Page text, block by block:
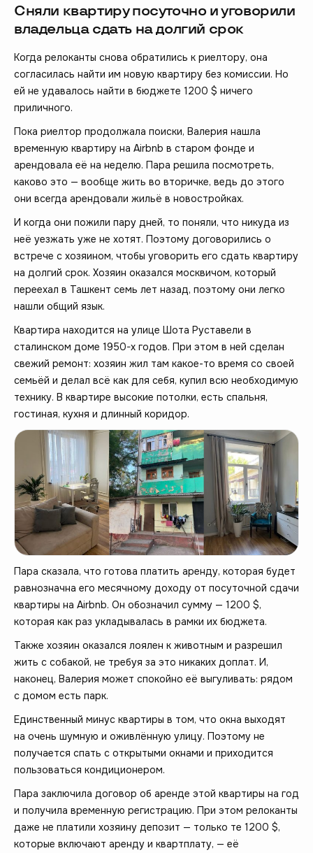
Сняли квартиру посуточно и уговорили
владельца сдать на долгий срок
Когда релоканты снова обратились к риелтору, она
согласилась найти им новую квартиру без комиссии. Но
ей не удавалось найти в бюджете 1200 $ ничего
приличного.
Пока риелтор продолжала поиски, Валерия нашла
временную квартиру на Airbnb в старом фонде и
арендовала её на неделю. Пара решила посмотреть,
каково это — вообще жить во вторичке, ведь до этого
они всегда арендовали жильё в новостройках.
И когда они пожили пару дней, то поняли, что никуда из
неё уезжать уже не хотят. Поэтому договорились о
встрече с хозяином, чтобы уговорить его сдать квартиру
на долгий срок. Хозяин оказался москвичом, который
переехал в Ташкент семь лет назад, поэтому они легко
нашли общий язык.
Квартира находится на улице Шота Руставели в
сталинском доме 1950-х годов. При этом в ней сделан
свежий ремонт: хозяин жил там какое-то время со своей
семьёй и делал всё как для себя, купил всю необходимую
технику. В квартире высокие потолки, есть спальня,
гостиная, кухня и длинный коридор.
Пара сказала, что готова платить аренду, которая будет
равнозначна его месячному доходу от посуточной сдачи
квартиры на Airbnb. Он обозначил сумму — 1200 $,
которая как раз укладывалась в рамки их бюджета.
Также хозяин оказался лоялен к животным и разрешил
жить с собакой, не требуя за это никаких доплат. И,
наконец, Валерия может спокойно её выгуливать: рядом
с домом есть парк.
Единственный минус квартиры в том, что окна выходят
на очень шумную и оживлённую улицу. Поэтому не
получается спать с открытыми окнами и приходится
пользоваться кондиционером.
Пара заключила договор об аренде этой квартиры на год
и получила временную регистрацию. При этом релоканты
даже не платили хозяину депозит — только те 1200 $,
которые включают аренду и квартплату, — её